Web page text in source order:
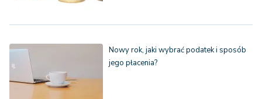
Nowy rok, jaki wybrać podatek i sposób
jego płacenia?